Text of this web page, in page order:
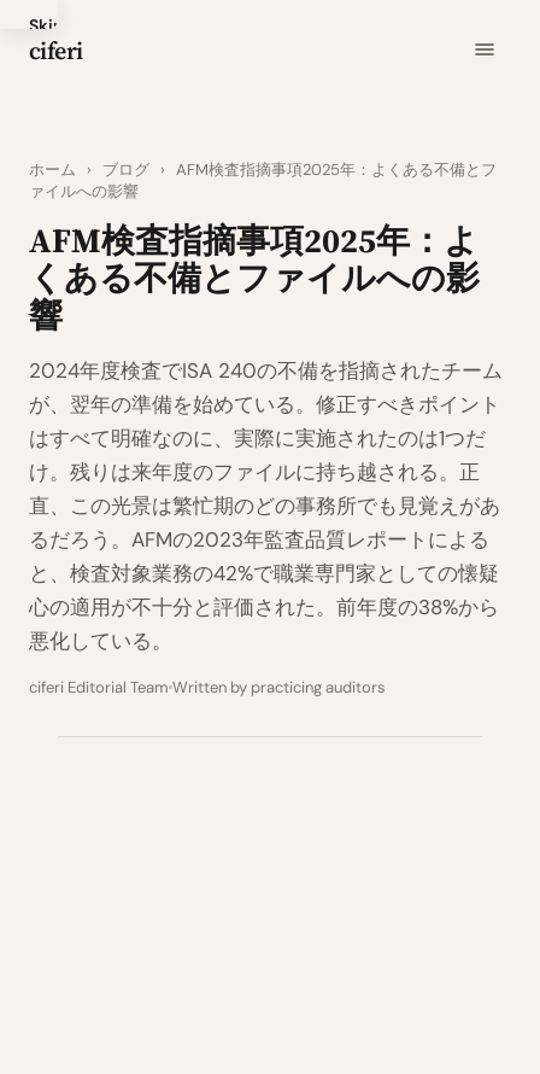
Skip
to
ciferi
ホーム › ブログ › AFM検査指摘事項2025年：よくある不備とフ
ァイルへの影響
AFM検査指摘事項2025年：よ
くある不備とファイルへの影
響
2024年度検査でISA 240の不備を指摘されたチーム
が、翌年の準備を始めている。修正すべきポイント
はすべて明確なのに、実際に実施されたのは1つだ
け。残りは来年度のファイルに持ち越される。正
直、この光景は繁忙期のどの事務所でも見覚えがあ
るだろう。AFMの2023年監査品質レポートによる
と、検査対象業務の42%で職業専門家としての懐疑
心の適用が不十分と評価された。前年度の38%から
悪化している。
ciferi Editorial Team Written by practicing auditors